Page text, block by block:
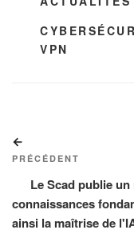
ÉTIQUETTES
VPN
de
l’article
précédent
PRÉCÉDENT
Le Scad publie
connaissances
ainsi la maîtrise de